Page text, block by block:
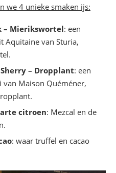
we 4 unieke smaken ijs:
– Mierikswortel: een
Aquitaine van Sturia,
– Dropplant: een
van Maison Quéméner,
citroen: Mezcal en de
: waar truffel en cacao